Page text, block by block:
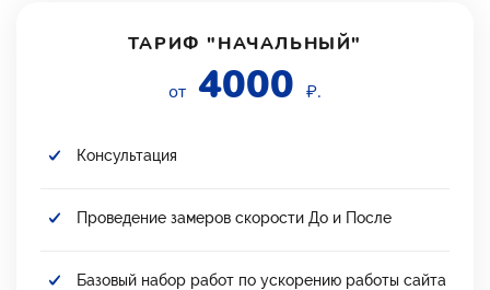
ТАРИФ "НАЧАЛЬНЫЙ"
от 4000 ₽.
Консультация
Проведение замеров скорости До и После
Базовый набор работ по ускорению работы сайта